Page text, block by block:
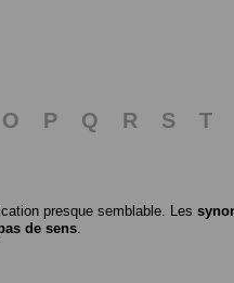
O P Q R S T
presque semblable. Les
de sens